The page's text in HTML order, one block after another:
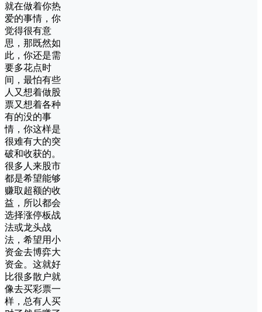
就在做着你热
爱的事情，你
觉得很有意
思，那既然如
此，你还是需
要多花点时
间，最怕有些
人又想着做股
票又想着各种
有的没的事
情，你这样是
很难有大的突
破和收获的。
很多人来股市
都是希望能够
赚取超额的收
益，所以都会
选择涨停板战
法或龙头战
法，希望用小
资金去博弈大
资金。这就好
比很多散户就
像去买彩票一
样，总有人买